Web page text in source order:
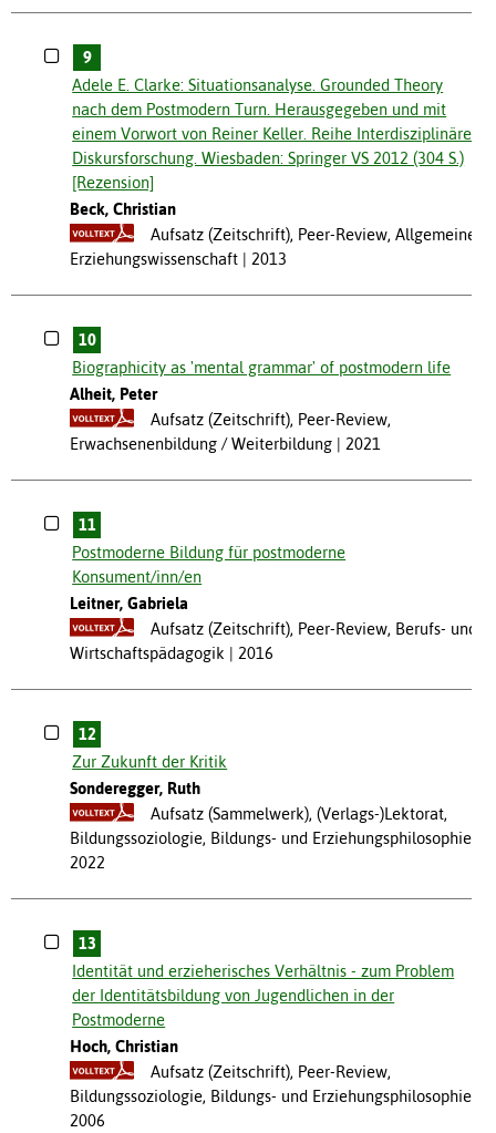
9
Adele E. Clarke: Situationsanalyse. Grounded Theory
nach dem Postmodern Turn. Herausgegeben und mit
einem Vorwort von Reiner Keller. Reihe Interdisziplinäre
Diskursforschung. Wiesbaden: Springer VS 2012 (304 S.)
[Rezension]
Beck, Christian
Aufsatz (Zeitschrift), Peer-Review, Allgemeine
Erziehungswissenschaft
2013
10
Biographicity as 'mental grammar' of postmodern life
Alheit, Peter
Aufsatz (Zeitschrift), Peer-Review,
Erwachsenenbildung / Weiterbildung
2021
11
Postmoderne Bildung für postmoderne
Konsument/inn/en
Leitner, Gabriela
Aufsatz (Zeitschrift), Peer-Review, Berufs- und
Wirtschaftspädagogik
2016
12
Zur Zukunft der Kritik
Sonderegger, Ruth
Aufsatz (Sammelwerk), (Verlags-)Lektorat,
Bildungssoziologie, Bildungs- und Erziehungsphilosophie
2022
13
Identität und erzieherisches Verhältnis - zum Problem
der Identitätsbildung von Jugendlichen in der
Postmoderne
Hoch, Christian
Aufsatz (Zeitschrift), Peer-Review,
Bildungssoziologie, Bildungs- und Erziehungsphilosophie
2006